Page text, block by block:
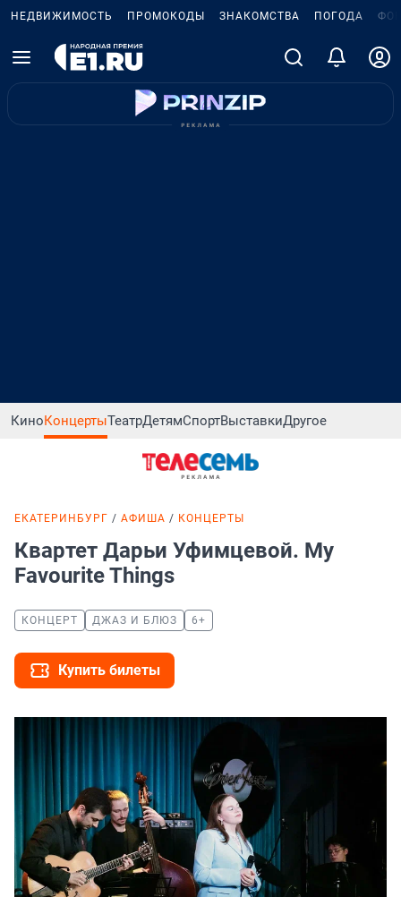
НЕДВИЖИМОСТЬ ПРОМОКОДЫ ЗНАКОМСТВА ПОГОДА
КиноКонцертыТеатрДетямСпортВыставкиДругое
ЕКАТЕРИНБУРГ АФИША КОНЦЕРТЫ
Квартет Дарьи Уфимцевой. My
Favourite Things
КОНЦЕРТ ДЖАЗ И БЛЮЗ 6+
Купить билеты